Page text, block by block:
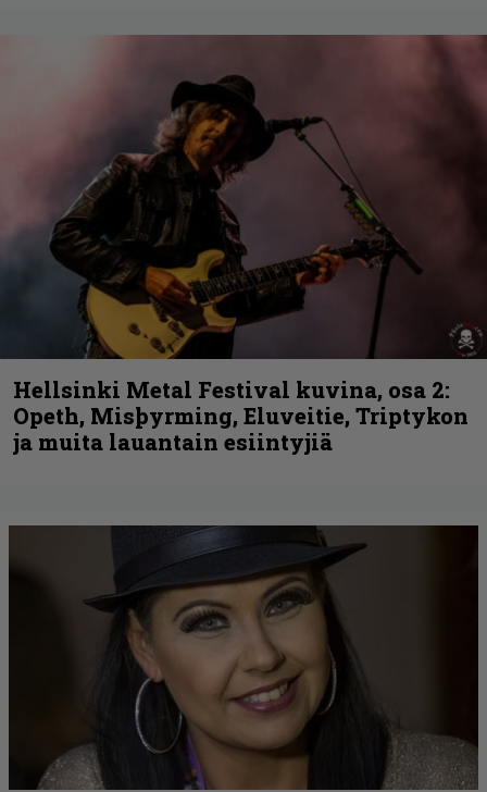
Hellsinki Metal Festival kuvina, osa 2:
Opeth, Misþyrming, Eluveitie, Triptykon
ja muita lauantain esiintyjiä